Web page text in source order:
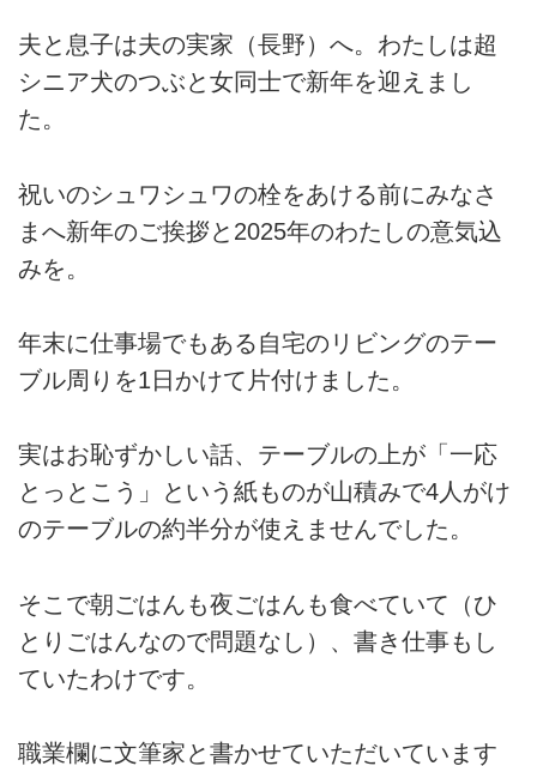
夫と息子は夫の実家（長野）へ。わたしは超
シニア犬のつぶと女同士で新年を迎えまし
た。
祝いのシュワシュワの栓をあける前にみなさ
まへ新年のご挨拶と2025年のわたしの意気込
みを。
年末に仕事場でもある自宅のリビングのテー
ブル周りを1日かけて片付けました。
実はお恥ずかしい話、テーブルの上が「一応
とっとこう」という紙ものが山積みで4人がけ
のテーブルの約半分が使えませんでした。
そこで朝ごはんも夜ごはんも食べていて（ひ
とりごはんなので問題なし）、書き仕事もし
ていたわけです。
職業欄に文筆家と書かせていただいています